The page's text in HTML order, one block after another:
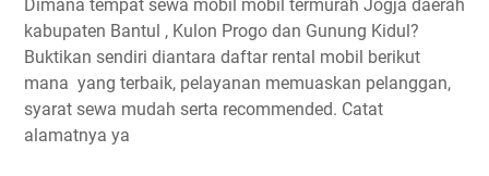
Dimana tempat sewa mobil mobil termurah Jogja daerah
kabupaten Bantul , Kulon Progo dan Gunung Kidul?
Buktikan sendiri diantara daftar rental mobil berikut
mana yang terbaik, pelayanan memuaskan pelanggan,
syarat sewa mudah serta recommended. Catat
alamatnya ya